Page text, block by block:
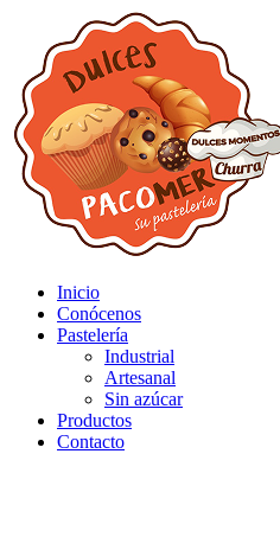
Inicio
Conócenos
Pastelería
Industrial
Artesanal
Sin azúcar
Productos
Contacto